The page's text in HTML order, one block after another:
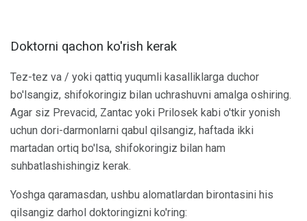
Doktorni qachon ko'rish kerak
Tez-tez va / yoki qattiq yuqumli kasalliklarga duchor
bo'lsangiz, shifokoringiz bilan uchrashuvni amalga oshiring.
Agar siz Prevacid, Zantac yoki Prilosek kabi o'tkir yonish
uchun dori-darmonlarni qabul qilsangiz, haftada ikki
martadan ortiq bo'lsa, shifokoringiz bilan ham
suhbatlashishingiz kerak.
Yoshga qaramasdan, ushbu alomatlardan birontasini his
qilsangiz darhol doktoringizni ko'ring: